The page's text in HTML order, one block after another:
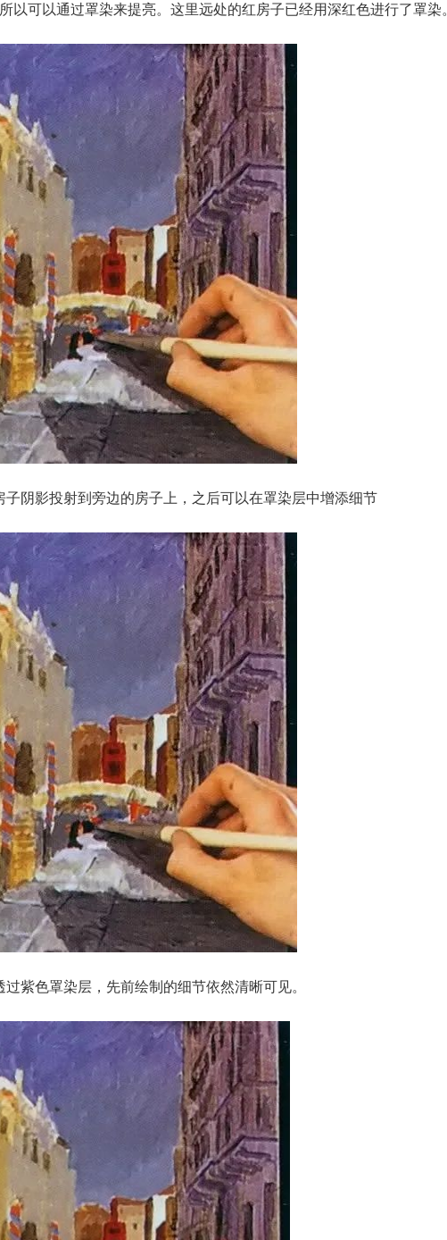
以可以通过罩染来提亮。这里远处的红房子已经用深红色进行了罩染。
子阴影投射到旁边的房子上，之后可以在罩染层中增添细节
过紫色罩染层，先前绘制的细节依然清晰可见。